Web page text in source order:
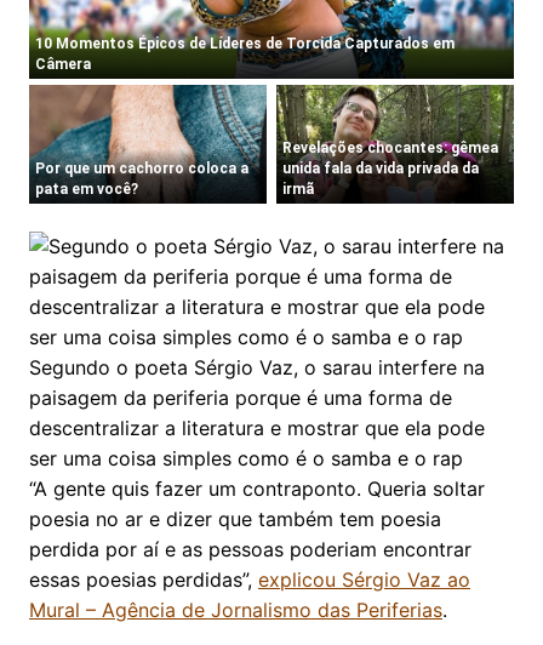
Segundo o poeta Sérgio Vaz, o sarau interfere na
paisagem da periferia porque é uma forma de
descentralizar a literatura e mostrar que ela pode
ser uma coisa simples como é o samba e o rap
“A gente quis fazer um contraponto. Queria soltar
poesia no ar e dizer que também tem poesia
perdida por aí e as pessoas poderiam encontrar
essas poesias perdidas”, explicou Sérgio Vaz ao
Mural – Agência de Jornalismo das Periferias.